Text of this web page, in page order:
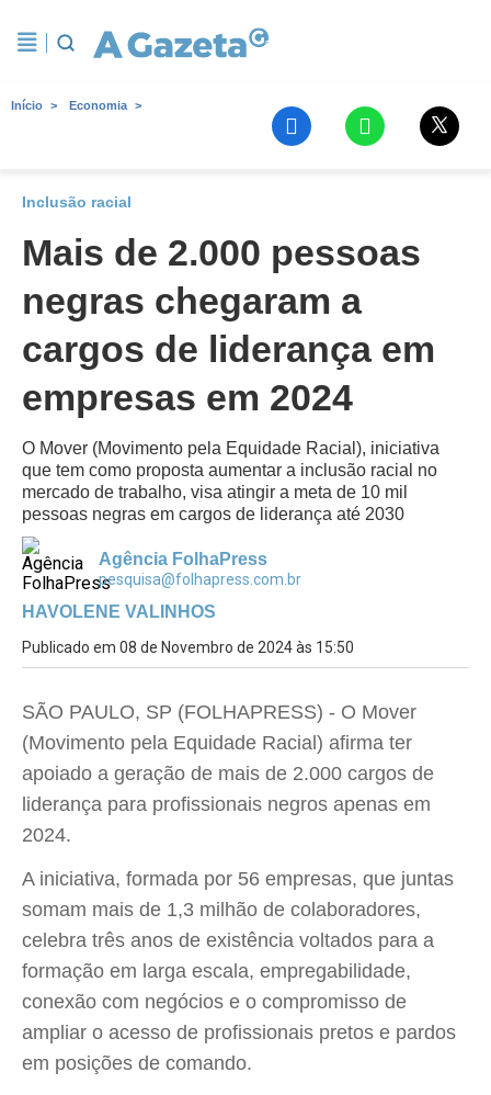
Início Economia
Inclusão racial
Mais de 2.000 pessoas
negras chegaram a
cargos de liderança em
empresas em 2024
O Mover (Movimento pela Equidade Racial), iniciativa
que tem como proposta aumentar a inclusão racial no
mercado de trabalho, visa atingir a meta de 10 mil
pessoas negras em cargos de liderança até 2030
Agência FolhaPress
pesquisa@folhapress.com.br
HAVOLENE VALINHOS
Publicado em 08 de Novembro de 2024 às 15:50
SÃO PAULO, SP (FOLHAPRESS) - O Mover
(Movimento pela Equidade Racial) afirma ter
apoiado a geração de mais de 2.000 cargos de
liderança para profissionais negros apenas em
2024.
A iniciativa, formada por 56 empresas, que juntas
somam mais de 1,3 milhão de colaboradores,
celebra três anos de existência voltados para a
formação em larga escala, empregabilidade,
conexão com negócios e o compromisso de
ampliar o acesso de profissionais pretos e pardos
em posições de comando.